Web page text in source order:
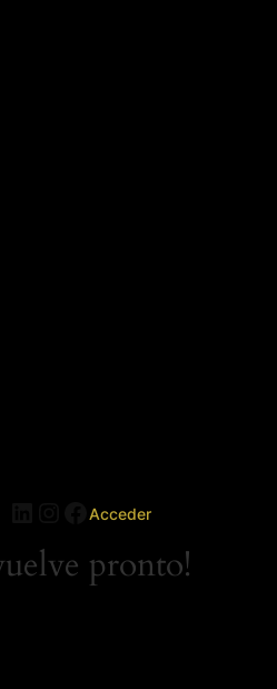
LinkedIn
Instagram
Facebook
Acceder
pronto!